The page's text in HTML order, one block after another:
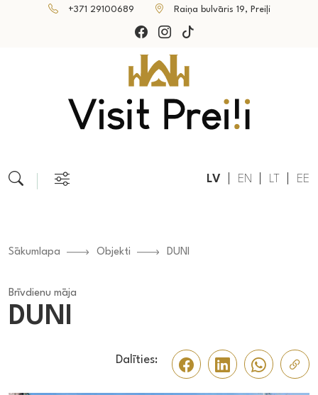
+371 29100689 Raiņa bulvāris 19, Preiļi
LV EN LT EE
Sākumlapa Objekti DUNI
Brīvdienu māja
DUNI
Dalīties: